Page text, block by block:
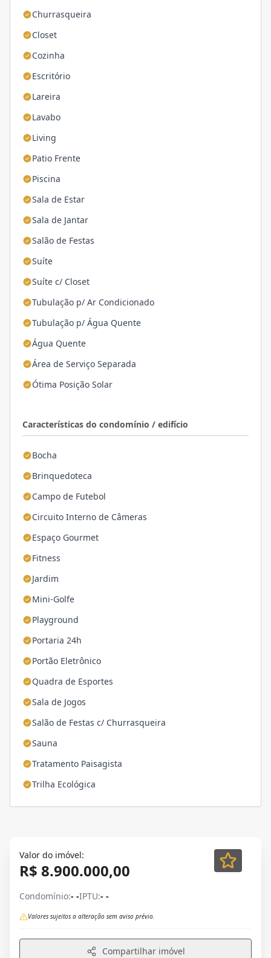
Churrasqueira
Closet
Cozinha
Escritório
Lareira
Lavabo
Living
Patio Frente
Piscina
Sala de Estar
Sala de Jantar
Salão de Festas
Suíte
Suíte c/ Closet
Tubulação p/ Ar Condicionado
Tubulação p/ Água Quente
Água Quente
Área de Serviço Separada
Ótima Posição Solar
Características do condomínio / edifício
Bocha
Brinquedoteca
Campo de Futebol
Circuito Interno de Câmeras
Espaço Gourmet
Fitness
Jardim
Mini-Golfe
Playground
Portaria 24h
Portão Eletrônico
Quadra de Esportes
Sala de Jogos
Salão de Festas c/ Churrasqueira
Sauna
Tratamento Paisagista
Trilha Ecológica
Valor do imóvel:
R$ 8.900.000,00
Condomínio:- -IPTU:- -
Valores sujeitos a alteração sem aviso prévio.
Compartilhar imóvel